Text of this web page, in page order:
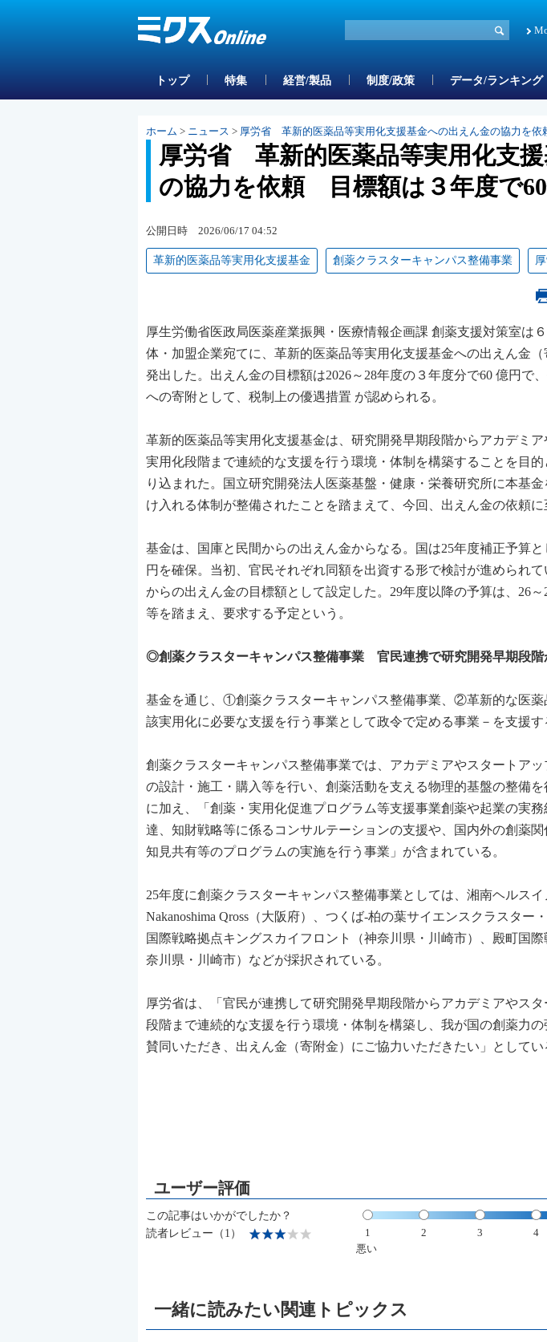
トップ 特集 経営/製品 制度/政策 データ/ランキング
ホーム > ニュース > 厚労省 革新的医薬品等実用化支援基金への出えん金の協力を
厚労省 革新的医薬品等実用化支
の協力を依頼 目標額は３年度で
公開日時 2026/06/17 04:52
革新的医薬品等実用化支援基金 創薬クラスターキャンパス整備事業
厚生労働省医政局医薬産業振興・医療情報企画課 創薬支援対策室は
体・加盟企業宛てに、革新的医薬品等実用化支援基金への出えん金
発出した。出えん金の目標額は2026～28年度の３年度分で60 億円で
への寄附として、税制上の優遇措置 が認められる。
革新的医薬品等実用化支援基金は、研究開発早期段階からアカデミ
実用化段階まで連続的な支援を行う環境・体制を構築することを目
り込まれた。国立研究開発法人医薬基盤・健康・栄養研究所に本基
け入れる体制が整備されたことを踏まえて、今回、出えん金の依頼に
基金は、国庫と民間からの出えん金からなる。国は25年度補正予算
円を確保。当初、官民それぞれ同額を出資する形で検討が進められ
からの出えん金の目標額として設定した。29年度以降の予算は、26
等を踏まえ、要求する予定という。
◎創薬クラスターキャンパス整備事業 官民連携で研究開発早期段階
基金を通じ、①創薬クラスターキャンパス整備事業、②革新的な医薬
該実用化に必要な支援を行う事業として政令で定める事業－を支援す
創薬クラスターキャンパス整備事業では、アカデミアやスタートア
の設計・施工・購入等を行い、創薬活動を支える物理的基盤の整備を
に加え、「創薬・実用化促進プログラム等支援事業創薬や起業の実
達、知財戦略等に係るコンサルテーションの支援や、国内外の創薬
知見共有等のプログラムの実施を行う事業」が含まれている。
25年度に創薬クラスターキャンパス整備事業としては、湘南ヘルス
Nakanoshima Qross（大阪府）、つくば-柏の葉サイエンスクラスター
国際戦略拠点キングスカイフロント（神奈川県・川崎市）、殿町国
奈川県・川崎市）などが採択されている。
厚労省は、「官民が連携して研究開発早期段階からアカデミアやス
段階まで連続的な支援を行う環境・体制を構築し、我が国の創薬力
賛同いただき、出えん金（寄附金）にご協力いただきたい」としてい
この記事はいかがでしたか？
読者レビュー（1）
1 2 3 4
悪い
一緒に読みたい関連トピックス